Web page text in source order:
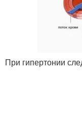
При гипертонии